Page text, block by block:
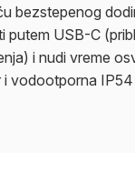
bezstepenog
putem USB-C
i nudi vreme
vodootporna